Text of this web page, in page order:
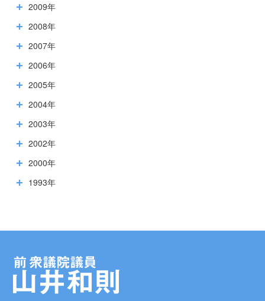
2009年
2008年
2007年
2006年
2005年
2004年
2003年
2002年
2000年
1993年